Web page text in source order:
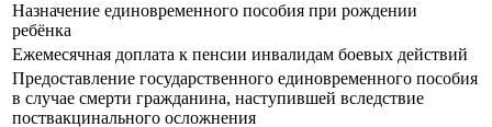
Назначение единовременного пособия при рождении
ребёнка
Ежемесячная доплата к пенсии инвалидам боевых действий
Предоставление государственного единовременного пособия
в случае смерти гражданина, наступившей вследствие
поствакцинального осложнения